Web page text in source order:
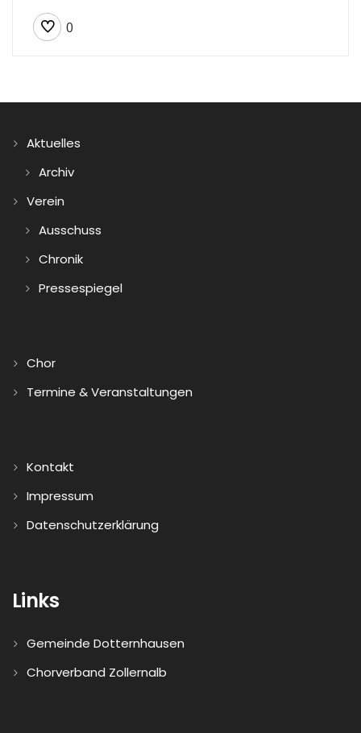
0
Aktuelles
Archiv
Verein
Ausschuss
Chronik
Pressespiegel
Chor
Termine & Veranstaltungen
Kontakt
Impressum
Datenschutzerklärung
Links
Gemeinde Dotternhausen
Chorverband Zollernalb